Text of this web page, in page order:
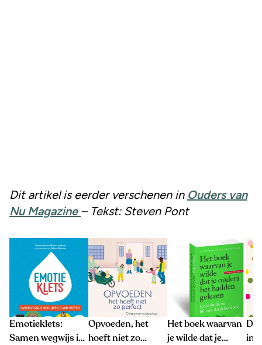
Dit artikel is eerder verschenen in Ouders van
Nu Magazine – Tekst: Steven Pont
Emotieklets:
Samen wegwijs in
Opvoeden, het
hoeft niet zo
Het boek waarvan
je wilde dat je
De